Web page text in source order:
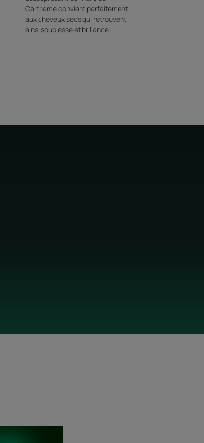
Carthame convient parfaitement
aux cheveux secs qui retrouvent
ainsi souplesse et brillance.